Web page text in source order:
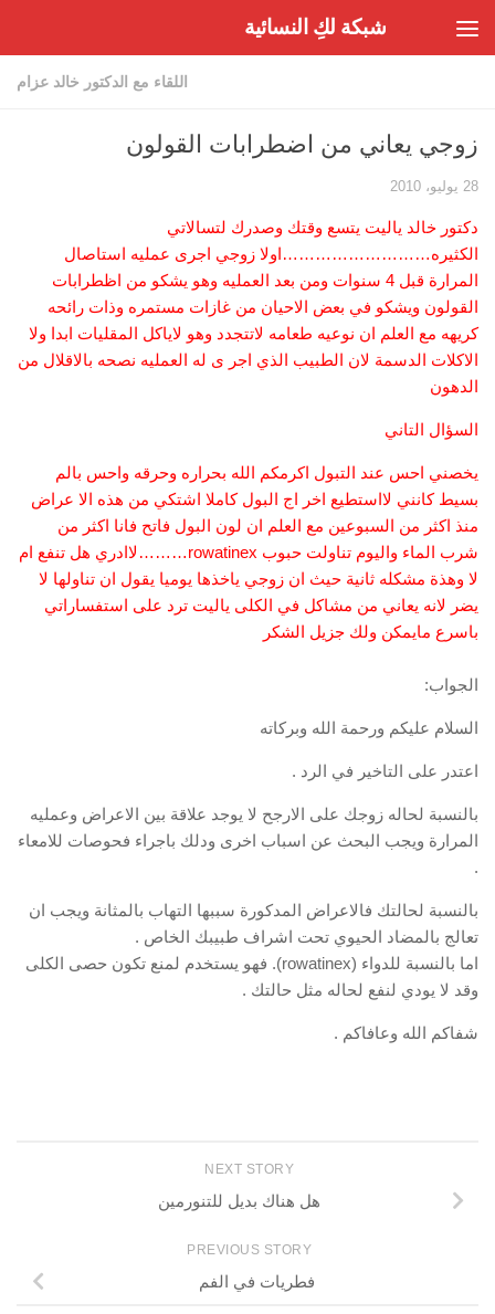
شبكة لكِ النسائية
اللقاء مع الدكتور خالد عزام
زوجي يعاني من اضطرابات القولون
28 يوليو، 2010
دكتور خالد ياليت يتسع وقتك وصدرك لتسالاتي
الكثيره………………………اولا زوجي اجرى عمليه استاصال
المرارة قبل 4 سنوات ومن بعد العمليه وهو يشكو من اظطرابات
القولون ويشكو في بعض الاحيان من غازات مستمره وذات رائحه
كريهه مع العلم ان نوعيه طعامه لاتتجدد وهو لاياكل المقليات ابدا ولا
الاكلات الدسمة لان الطبيب الذي اجر ى له العمليه نصحه بالاقلال من
الدهون
السؤال التاني
يخصني احس عند التبول اكرمكم الله بحراره وحرقه واحس بالم
بسيط كانني لااستطيع اخر اج البول كاملا اشتكي من هذه الا عراض
منذ اكثر من السبوعين مع العلم ان لون البول فاتح فانا اكثر من
شرب الماء واليوم تناولت حبوب rowatinex………لاادري هل تنفع ام
لا وهذة مشكله ثانية حيث ان زوجي ياخذها يوميا يقول ان تناولها لا
يضر لانه يعاني من مشاكل في الكلى ياليت ترد على استفساراتي
باسرع مايمكن ولك جزيل الشكر
الجواب:
السلام عليكم ورحمة الله وبركاته
اعتدر على التاخير في الرد .
بالنسبة لحاله زوجك على الارجح لا يوجد علاقة بين الاعراض وعمليه
المرارة ويجب البحث عن اسباب اخرى ودلك باجراء فحوصات للامعاء
.
بالنسبة لحالتك فالاعراض المدكورة سببها التهاب بالمثانة ويجب ان
تعالج بالمضاد الحيوي تحت اشراف طبيبك الخاص .
اما بالنسبة للدواء (rowatinex). فهو يستخدم لمنع تكون حصى الكلى
وقد لا يودي لنفع لحاله مثل حالتك .
شفاكم الله وعافاكم .
NEXT STORY
هل هناك بديل للتنورمين
PREVIOUS STORY
فطريات في الفم